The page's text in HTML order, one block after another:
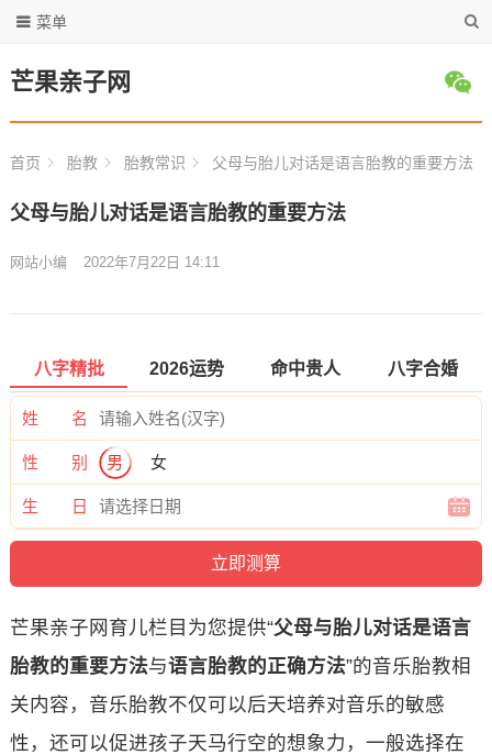
芒果亲子网
菜单
首页 胎教 胎教常识 父母与胎儿对话是语言胎教的重要方法
父母与胎儿对话是语言胎教的重要方法
网站小编 2022年7月22日 14:11
八字精批 2026运势 命中贵人 八字合婚
姓 名
性 别 男 女
生 日
芒果亲子网育儿栏目为您提供“父母与胎儿对话是语言
胎教的重要方法与语言胎教的正确方法”的音乐胎教相
关内容，音乐胎教不仅可以后天培养对音乐的敏感
性，还可以促进孩子天马行空的想象力，一般选择在